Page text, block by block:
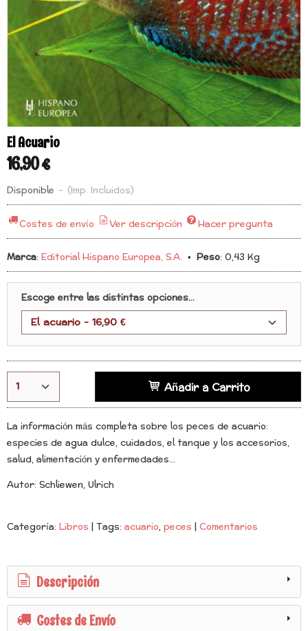
El Acuario
16,90 €
Disponible - (Imp. Incluidos)
Costes de envío Ver descripción
Hacer pregunta
Marca: Editorial Hispano Europea, S.A. • Peso: 0,43 Kg
Escoge entre las distintas opciones...
Añadir a Carrito
La información más completa sobre los peces de acuario:
especies de agua dulce, cuidados, el tanque y los accesorios,
salud, alimentación y enfermedades...
Autor: Schliewen, Ulrich
Categoría: Libros | Tags: acuario peces | Comentarios
Descripción
Costes de Envío